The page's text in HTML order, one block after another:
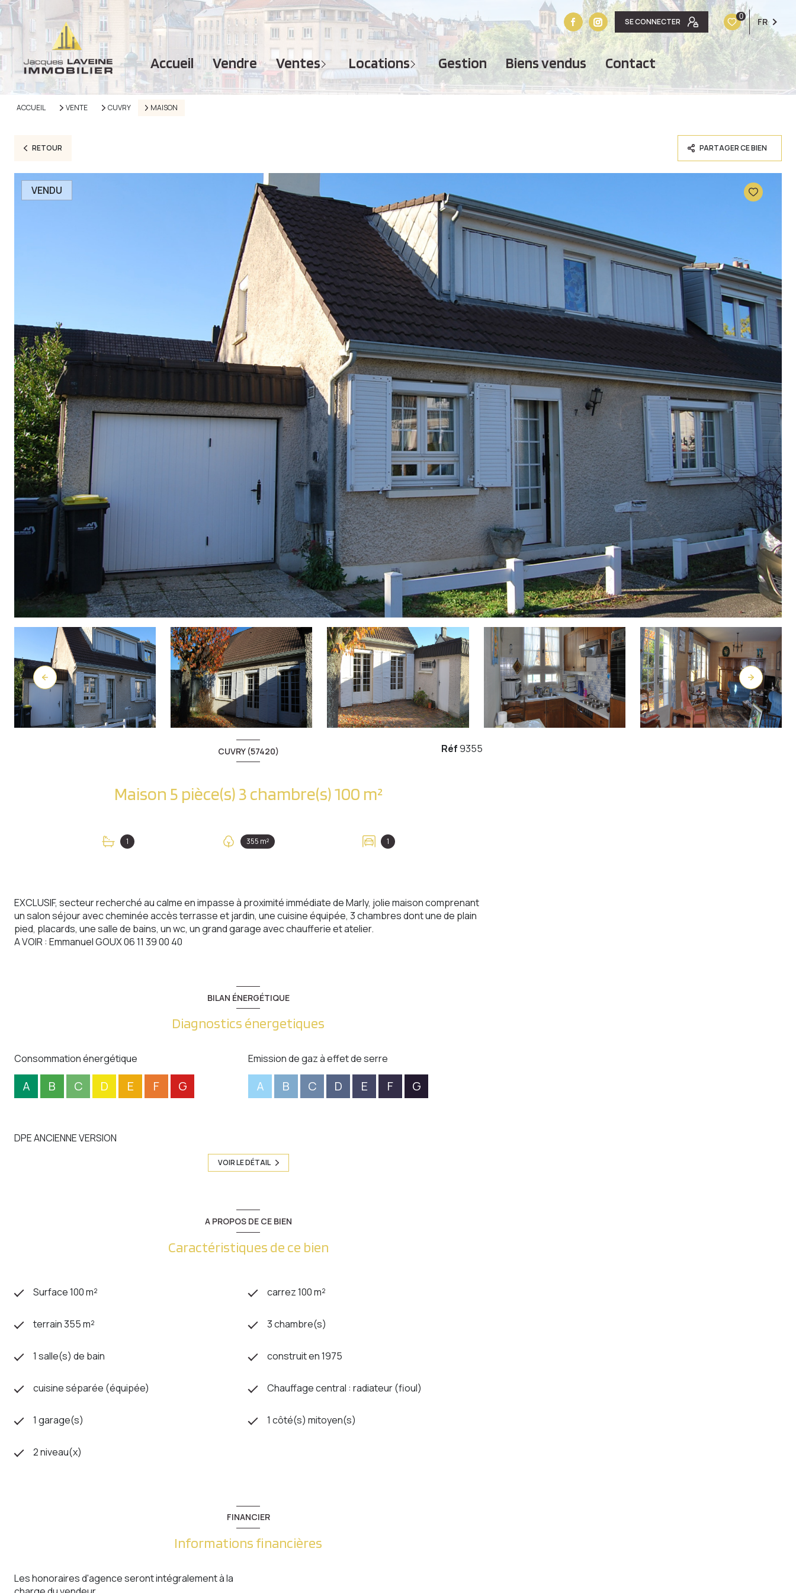
SE CONNECTER
0 FR
accueil vendre ventes
MAISONS
APPARTEMENTS
TERRAINS
IMMEUBLES
GARAGES - PARKINGS
locations
APPARTEMENTS
TERRAINS
IMMEUBLES
GARAGES - PARKINGS
gestion biens vendus contact
ACCUEIL VENTE CUVRY MAISON
RETOUR PARTAGER CE BIEN
VENDU
CUVRY (57420)
Maison 5 pièce(s) 3 chambre(s) 100 m²
1 355 m² 1
Réf9355
EXCLUSIF, secteur recherché au calme en impasse à proximité immédiate de Marly, jolie maison comprenant
un salon séjour avec cheminée accès terrasse et jardin, une cuisine équipée, 3 chambres dont une de plain
pied, placards, une salle de bains, un wc, un grand garage avec chaufferie et atelier.
A VOIR : Emmanuel GOUX 06 11 39 00 40
BILAN ÉNERGÉTIQUE
Diagnostics énergetiques
Consommation énergétique
A B C D E F G
Emission de gaz à effet de serre
A B C D E F G
DPE ANCIENNE VERSION
VOIR LE DÉTAIL
A PROPOS DE CE BIEN
Caractéristiques de ce bien
Surface 100 m² carrez 100 m²
terrain 355 m² 3 chambre(s)
1 salle(s) de bain construit en 1975
cuisine séparée (équipée) Chauffage central : radiateur (fioul)
1 garage(s) 1 côté(s) mitoyen(s)
2 niveau(x)
FINANCIER
Informations financières
Les honoraires d'agence seront intégralement à la